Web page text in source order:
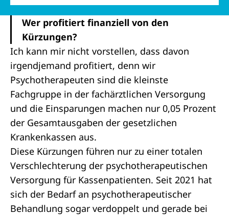
Wer profitiert finanziell von den
Kürzungen?
Ich kann mir nicht vorstellen, dass davon
irgendjemand profitiert, denn wir
Psychotherapeuten sind die kleinste
Fachgruppe in der fachärztlichen Versorgung
und die Einsparungen machen nur 0,05 Prozent
der Gesamtausgaben der gesetzlichen
Krankenkassen aus.
Diese Kürzungen führen nur zu einer totalen
Verschlechterung der psychotherapeutischen
Versorgung für Kassenpatienten. Seit 2021 hat
sich der Bedarf an psychotherapeutischer
Behandlung sogar verdoppelt und gerade bei